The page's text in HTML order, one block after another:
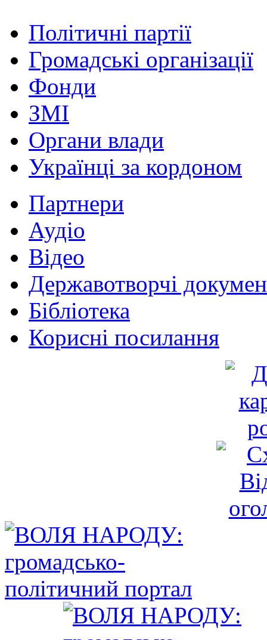
Політичні партії
Громадські організації
Фонди
ЗМІ
Органи влади
Українці за кордоном
Партнери
Аудіо
Відео
Державотворчі
Бібліотека
Корисні посилання